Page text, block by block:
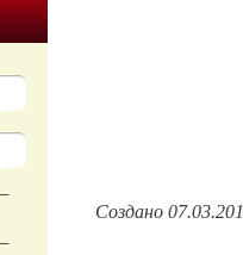
Создано